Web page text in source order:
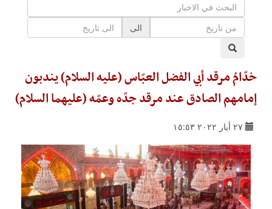
الى
خدّامُ مرقد أبي الفضل العبّاس (عليه السلام) يندبون
إمامهم الصادق عند مرقد جدّه وعمّه (عليهما السلام)
٢٧ أيار ٢٠٢٢ ١٥:٥٣